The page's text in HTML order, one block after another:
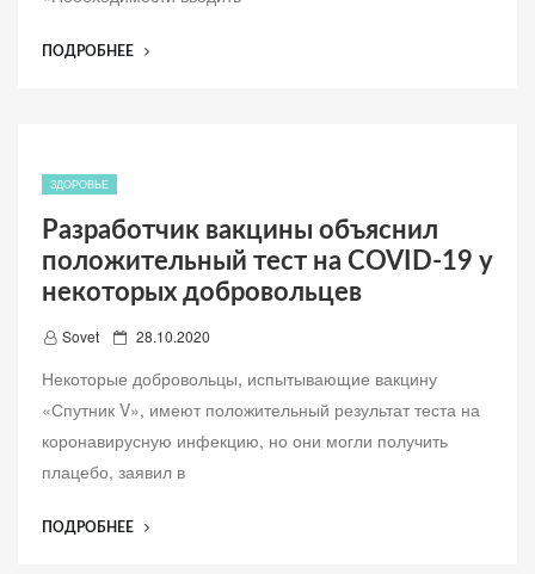
н
ПОДРОБНЕЕ
“СОБЯНИН
19
ШКОЛЬНИКОВ”
ЗДОРОВЬЕ
Разработчик вакцины объяснил
положительный тест на COVID-19 у
некоторых добровольцев
Sovet
Д
б
а
в
л
н
28.10.2020
Некоторые добровольцы, испытывающие вакцину
«Спутник V», имеют положительный результат теста на
коронавирусную инфекцию, но они могли получить
плацебо, заявил в
ПОДРОБНЕЕ
“РАЗРАБОТЧИК